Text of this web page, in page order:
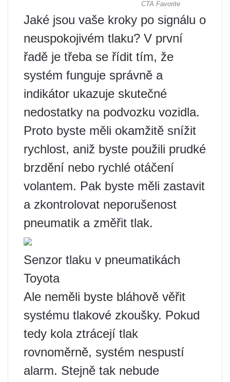
Jaké jsou vaše kroky po signálu o
neuspokojivém tlaku? V první
řadě je třeba se řídit tím, že
systém funguje správně a
indikátor ukazuje skutečné
nedostatky na podvozku vozidla.
Proto byste měli okamžitě snížit
rychlost, aniž byste použili prudké
brzdění nebo rychlé otáčení
volantem. Pak byste měli zastavit
a zkontrolovat neporušenost
pneumatik a změřit tlak.
Senzor tlaku v pneumatikách
Toyota
Ale neměli byste bláhově věřit
systému tlakové zkoušky. Pokud
tedy kola ztrácejí tlak
rovnoměrně, systém nespustí
alarm. Stejně tak nebude